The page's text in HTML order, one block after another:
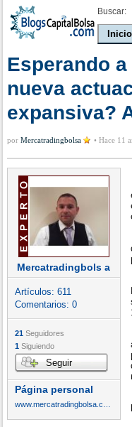
Buscar:
Inicio
Esperando
nueva
expansiva?
por Mercatradingbolsa • Hace 11
Mercatradingbols a
Artículos: 611
Comentarios: 0
21 Seguidores
1 Siguiendo
Seguir
Página personal